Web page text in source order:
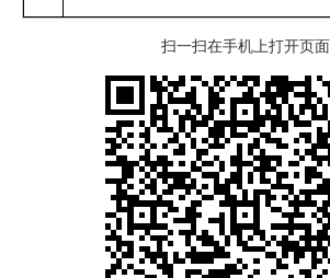
扫一扫在手机上打开页面